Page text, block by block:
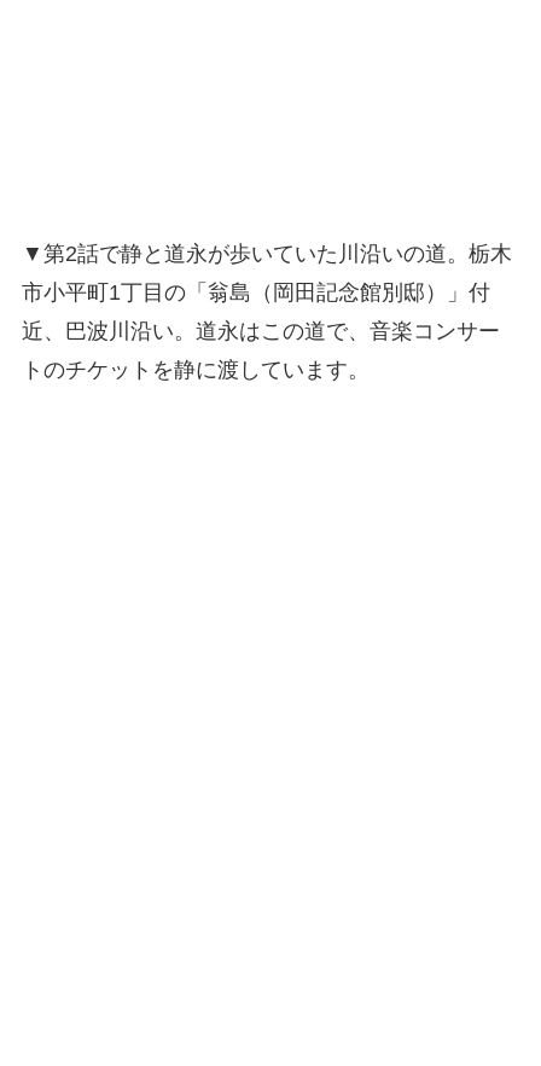
▼第2話で静と道永が歩いていた川沿いの道。栃木
市小平町1丁目の「翁島（岡田記念館別邸）」付
近、巴波川沿い。道永はこの道で、音楽コンサー
トのチケットを静に渡しています。